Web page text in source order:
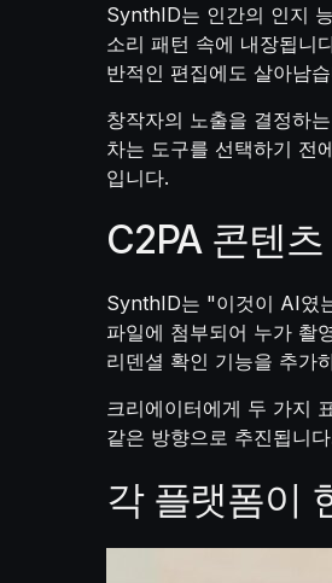
SynthID는 인간의 인지
소리 패턴 속에 내장됩니
반적인 편집에도 살아남
창작자의 노출을 결정하
차는 도구를 선택하기 전
입니다.
C2PA 콘텐
SynthID는 "이것이 AI였
파일에 첨부되어 누가 촬
리덴셜 확인 기능을 추가
크리에이터에게 두 가지
같은 방향으로 추진됩니
각 플랫폼이